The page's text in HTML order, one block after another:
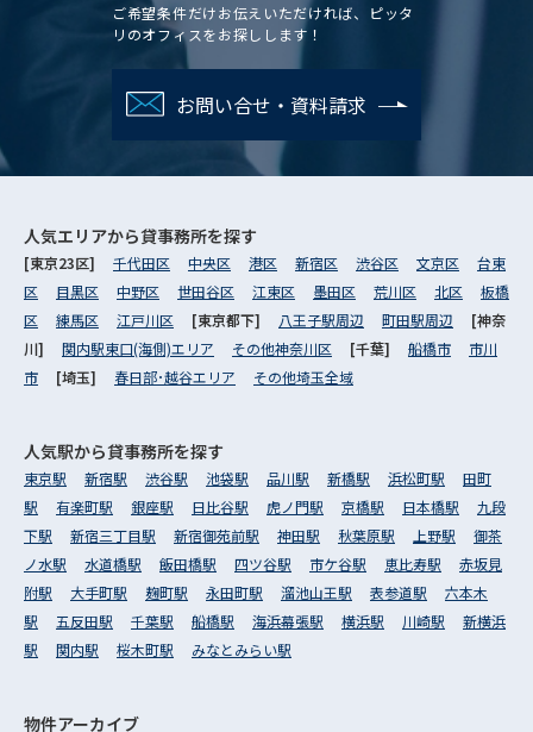
ご希望条件だけお伝えいただければ、ピッタ
リのオフィスをお探しします！
お問い合せ・資料請求
人気エリアから貸事務所を探す
[東京23区] 千代田区 中央区 港区 新宿区 渋谷区 文京区
台東
区
目黒区 中野区 世田谷区 江東区 墨田区 荒川区 北区
板橋
区
練馬区 江戸川区 [東京都下] 八王子駅周辺 町田駅周辺
[神奈
川] 関内駅東口(海側)エリア その他神奈川区 [千葉] 船橋市
市川
市
[埼玉] 春日部･越谷エリア その他埼玉全域
人気駅から貸事務所を探す
東京駅 新宿駅 渋谷駅 池袋駅 品川駅 新橋駅 浜松町駅
田町
駅
有楽町駅 銀座駅 日比谷駅 虎ノ門駅 京橋駅 日本橋駅
九段
下駅
新宿三丁目駅 新宿御苑前駅 神田駅 秋葉原駅 上野駅
御茶
ノ水駅
水道橋駅 飯田橋駅 四ツ谷駅 市ケ谷駅 恵比寿駅
赤坂見
附駅
大手町駅 麹町駅 永田町駅 溜池山王駅 表参道駅
六本木
駅
五反田駅 千葉駅 船橋駅 海浜幕張駅 横浜駅 川崎駅
新横浜
駅
関内駅 桜木町駅 みなとみらい駅
物件アーカイブ